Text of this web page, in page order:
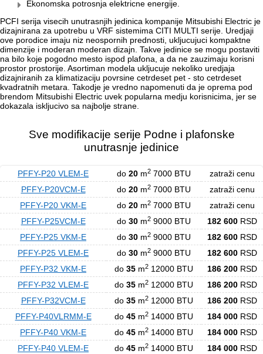
Ekonomska potrosnja elektricne energije.
PCFI serija visecih unutrasnjih jedinica kompanije Mitsubishi Electric je
dizajnirana za upotrebu u VRF sistemima CITI MULTI serije. Uredjaji
ove porodice imaju niz neospornih prednosti, ukljucujuci kompaktne
dimenzije i moderan moderan dizajn. Takve jedinice se mogu postaviti
na bilo koje pogodno mesto ispod plafona, a da ne zauzimaju korisni
prostor prostorije. Asortiman modela ukljucuje nekoliko uredjaja
dizajniranih za klimatizaciju povrsine cetrdeset pet - sto cetrdeset
kvadratnih metara. Takodje je vredno napomenuti da je oprema pod
brendom Mitsubishi Electric uvek popularna medju korisnicima, jer se
dokazala iskljucivo sa najbolje strane.
Sve modifikacije serije Podne i plafonske
unutrasnje jedinice
PFFY-P20 VLEM-E do 20 m2 7000 BTU
zatraži cenu
PFFY-P20VCM-E
do 20 m2 7000 BTU
zatraži cenu
PFFY-P20 VKM-E
do 20 m2 7000 BTU
zatraži cenu
PFFY-P25VCM-E
do 30 m2 9000 BTU 182 600 RSD
PFFY-P25 VKM-E
do 30 m2 9000 BTU 182 600 RSD
PFFY-P25 VLEM-E
do 30 m2 9000 BTU 182 600 RSD
PFFY-P32 VKM-E
do 35 m2 12000 BTU 186 200 RSD
PFFY-P32 VLEM-E
do 35 m2 12000 BTU 186 200 RSD
PFFY-P32VCM-E
do 35 m2 12000 BTU 186 200 RSD
PFFY-P40VLRMM-E
do 45 m2 14000 BTU 184 000 RSD
PFFY-P40 VKM-E
do 45 m2 14000 BTU 184 000 RSD
PFFY-P40 VLEM-E
do 45 m2 14000 BTU 184 000 RSD